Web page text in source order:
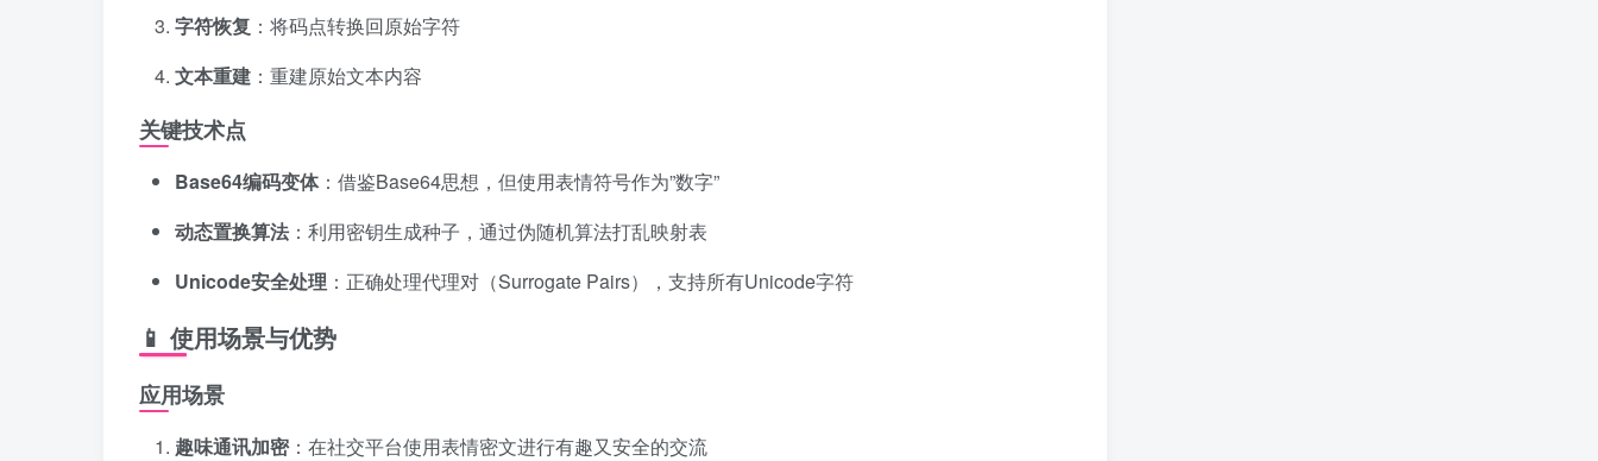
字符恢复 ：将码点转换回原始字符
文本重建 ：重建原始文本内容
关键技术点
Base64编码变体：借鉴Base64思想，但使用表情符号作为”数字”
动态置换算法 ：利用密钥生成种子，通过伪随机算法打乱映射表
Unicode安全处理 ：正确处理代理对（Surrogate Pairs），支持所有Unicode字符
📱 使用场景与优势
应用场景
趣味通讯加密：在社交平台使用表情密文进行有趣又安全的交流